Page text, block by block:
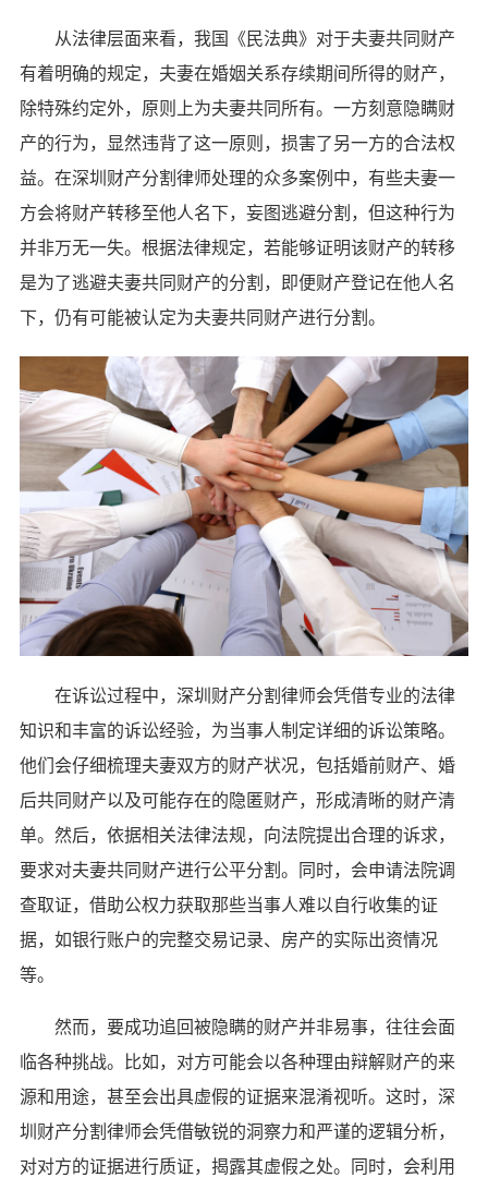
从法律层面来看，我国《民法典》对于夫妻共同财产
有着明确的规定，夫妻在婚姻关系存续期间所得的财产，
除特殊约定外，原则上为夫妻共同所有。一方刻意隐瞒财
产的行为，显然违背了这一原则，损害了另一方的合法权
益。在深圳财产分割律师处理的众多案例中，有些夫妻一
方会将财产转移至他人名下，妄图逃避分割，但这种行为
并非万无一失。根据法律规定，若能够证明该财产的转移
是为了逃避夫妻共同财产的分割，即便财产登记在他人名
下，仍有可能被认定为夫妻共同财产进行分割。
在诉讼过程中，深圳财产分割律师会凭借专业的法律
知识和丰富的诉讼经验，为当事人制定详细的诉讼策略。
他们会仔细梳理夫妻双方的财产状况，包括婚前财产、婚
后共同财产以及可能存在的隐匿财产，形成清晰的财产清
单。然后，依据相关法律法规，向法院提出合理的诉求，
要求对夫妻共同财产进行公平分割。同时，会申请法院调
查取证，借助公权力获取那些当事人难以自行收集的证
据，如银行账户的完整交易记录、房产的实际出资情况
等。
然而，要成功追回被隐瞒的财产并非易事，往往会面
临各种挑战。比如，对方可能会以各种理由辩解财产的来
源和用途，甚至会出具虚假的证据来混淆视听。这时，深
圳财产分割律师会凭借敏锐的洞察力和严谨的逻辑分析，
对对方的证据进行质证，揭露其虚假之处。同时，会利用